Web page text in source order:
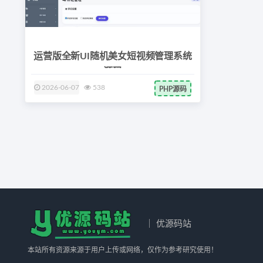
运营版全新UI随机美女短视频管理系统
2026-06-07 538 PHP源码
｜ 优源码站
本站所有资源来源于用户上传或网络，仅作为参考研究使用！